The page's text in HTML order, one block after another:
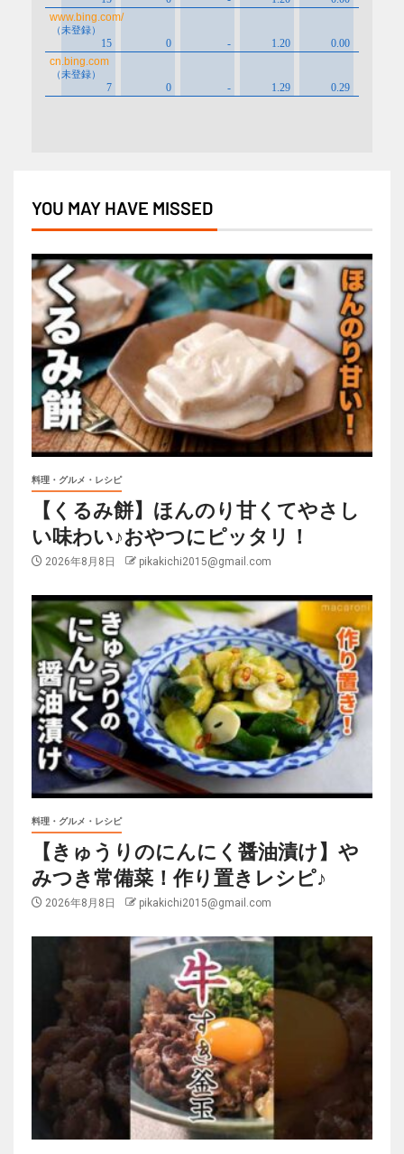
YOU MAY HAVE MISSED
料理・グルメ・レシピ
【くるみ餅】ほんのり甘くてやさし
い味わい♪おやつにピッタリ！
2026年8月8日 pikakichi2015@gmail.com
料理・グルメ・レシピ
【きゅうりのにんにく醤油漬け】や
みつき常備菜！作り置きレシピ♪
2026年8月8日 pikakichi2015@gmail.com